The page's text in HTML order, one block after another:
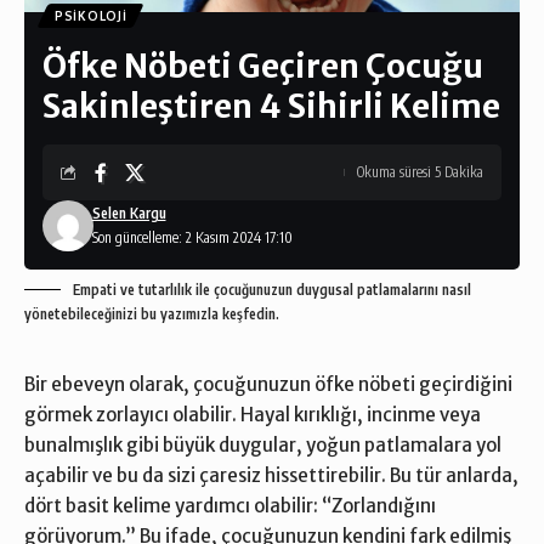
PSIKOLOJI
Öfke Nöbeti Geçiren Çocuğu
Sakinleştiren 4 Sihirli Kelime
Son güncelleme: 2 Kasım 2024 17:10
Selen Kargu
Okuma süresi 5 Dakika
Empati ve tutarlılık ile çocuğunuzun duygusal patlamalarını nasıl
yönetebileceğinizi bu yazımızla keşfedin.
Bir ebeveyn olarak, çocuğunuzun öfke nöbeti geçirdiğini
görmek zorlayıcı olabilir. Hayal kırıklığı, incinme veya
bunalmışlık gibi büyük duygular, yoğun patlamalara yol
açabilir ve bu da sizi çaresiz hissettirebilir. Bu tür anlarda,
dört basit kelime yardımcı olabilir: “Zorlandığını
görüyorum.” Bu ifade, çocuğunuzun kendini fark edilmiş